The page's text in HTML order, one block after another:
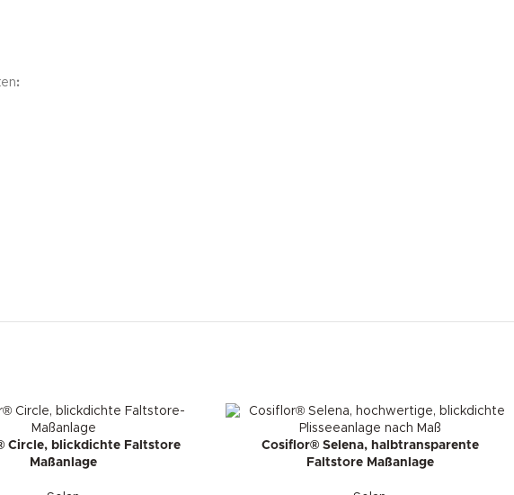
:
Circle, blickdichte Faltstore
Maßanlage
Cosiflor® Selena, halbtransparente
Faltstore Maßanlage